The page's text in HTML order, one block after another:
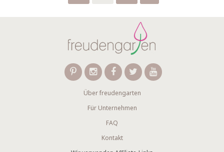
Über freudengarten
Für Unternehmen
FAQ
Kontakt